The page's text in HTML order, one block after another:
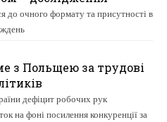
до очного формату та присутності в
з Польщею за трудові
дефіцит робочих рук
на фоні посилення конкуренції за